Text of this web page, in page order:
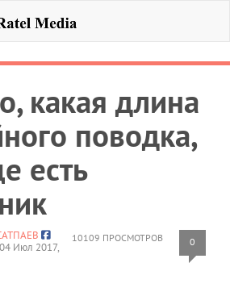
какая длина
поводка,
есть
10109 ПРОСМОТРОВ 0
Июл 2017,